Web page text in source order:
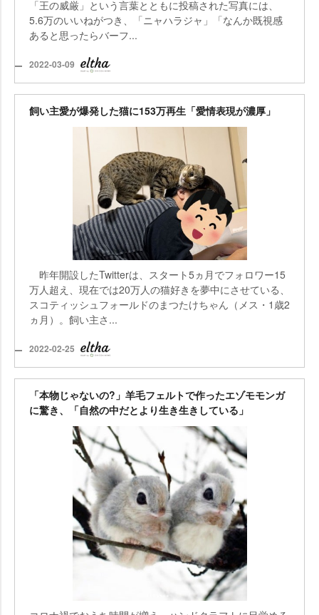
「王の威厳」という言葉とともに投稿された写真には、
5.6万のいいねがつき、「ニャハラジャ」「なんか既視感
あると思ったらバーフ...
2022-03-09
飼い主愛が爆発した猫に153万再生「愛情表現が濃厚」
昨年開設したTwitterは、スタート5ヵ月でフォロワー15
万人超え、現在では20万人の猫好きを夢中にさせている、
スコティッシュフォールドのまつたけちゃん（メス・1歳2
ヵ月）。飼い主さ...
2022-02-25
「本物じゃないの?」羊毛フェルトで作ったエゾモモンガ
に驚き、「自然の中だとより生き生きしている」